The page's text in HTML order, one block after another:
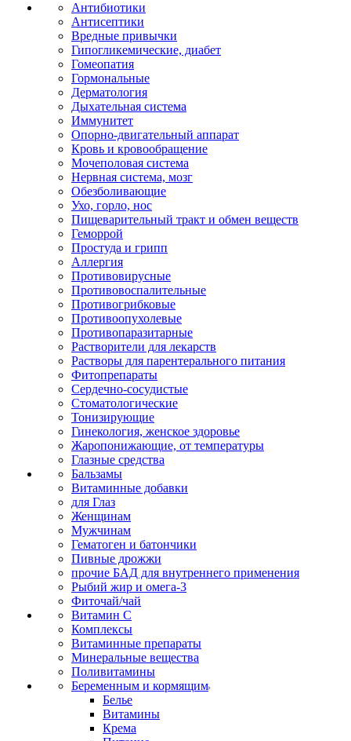
Антибиотики
Антисептики
Вредные привычки
Гипогликемические, диабет
Гомеопатия
Гормональные
Дерматология
Дыхательная система
Иммунитет
Опорно-двигательный аппарат
Кровь и кровообращение
Мочеполовая система
Нервная система, мозг
Обезболивающие
Ухо, горло, нос
Пищеварительный тракт и обмен веществ
Геморрой
Простуда и грипп
Аллергия
Противовирусные
Противовоспалительные
Противогрибковые
Противоопухолевые
Противопаразитарные
Растворители для лекарств
Растворы для парентерального питания
Фитопрепараты
Сердечно-сосудистые
Стоматологические
Тонизирующие
Гинекология, женское здоровье
Жаропонижающие, от температуры
Глазные средства
Бальзамы
Витаминные добавки
для Глаз
Женщинам
Мужчинам
Гематоген и батончики
Пивные дрожжи
прочие БАД для внутреннего применения
Рыбий жир и омега-3
Фиточай/чай
Витамин С
Комплексы
Витаминные препараты
Минеральные вещества
Поливитамины
Беременным и кормящим
Белье
Витамины
Крема